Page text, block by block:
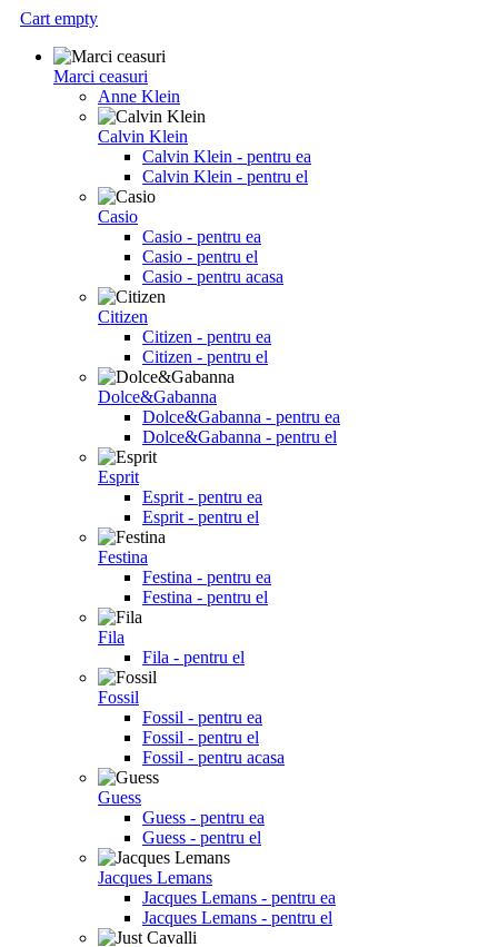
Cart empty
Marci ceasuri
Anne Klein
Calvin Klein
Calvin Klein - pentru ea
Calvin Klein - pentru el
Casio
Casio - pentru ea
Casio - pentru el
Casio - pentru acasa
Citizen
Citizen - pentru ea
Citizen - pentru el
Dolce&Gabanna
Dolce&Gabanna - pentru ea
Dolce&Gabanna - pentru el
Esprit
Esprit - pentru ea
Esprit - pentru el
Festina
Festina - pentru ea
Festina - pentru el
Fila
Fila - pentru el
Fossil
Fossil - pentru ea
Fossil - pentru el
Fossil - pentru acasa
Guess
Guess - pentru ea
Guess - pentru el
Jacques Lemans
Jacques Lemans - pentru ea
Jacques Lemans - pentru el